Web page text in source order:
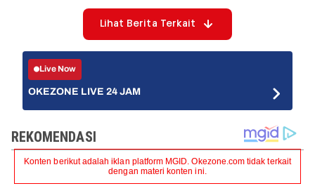
Lihat Berita Terkait
Live Now
OKEZONE LIVE 24 JAM